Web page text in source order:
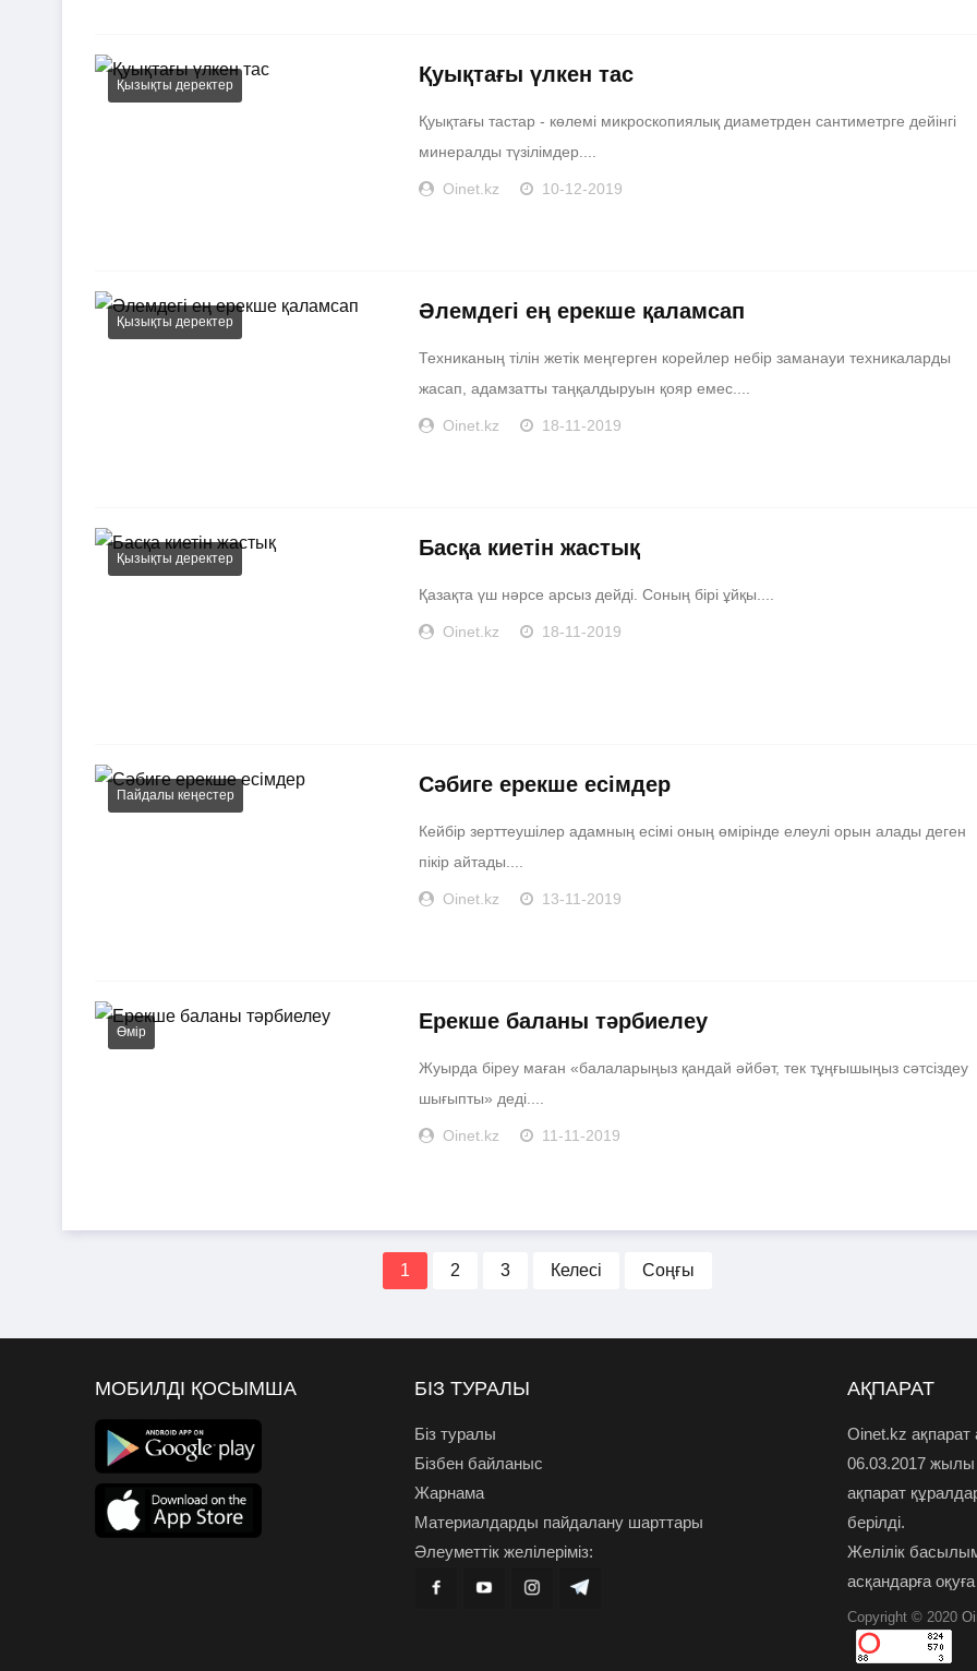
Қызықты деректер Қуықтағы үлкен тас
Қуықтағы тастар - көлемі микроскопиялық диаметрден сантиметрге дейінгі
минералды түзілімдер....
Oinet.kz 10-12-2019
Қызықты деректер Әлемдегі ең ерекше қаламсап
Техниканың тілін жетік меңгерген корейлер небір заманауи техникаларды
жасап, адамзатты таңқалдыруын қояр емес....
Oinet.kz 18-11-2019
Қызықты деректер Басқа киетін жастық
Қазақта үш нәрсе арсыз дейді. Соның бірі ұйқы....
Oinet.kz 18-11-2019
Пайдалы кеңестер Сәбиге ерекше есімдер
Кейбір зерттеушілер адамның есімі оның өмірінде елеулі орын алады деген
пікір айтады....
Oinet.kz 13-11-2019
Өмір Ерекше баланы тәрбиелеу
Жуырда біреу маған «балаларыңыз қандай әйбәт, тек тұңғышыңыз сәтсіздеу
шығыпты» деді....
Oinet.kz 11-11-2019
1 2 3 Келесі Соңғы
МОБИЛДІ ҚОСЫМША БІЗ ТУРАЛЫ
Біз туралы
Бізбен байланыс
Жарнама
Материалдарды пайдалану шарттары
Әлеуметтік желілеріміз:
АҚПАРАТ
Oinet.kz ақпарат
06.03.2017
ақпарат
берілді.
Желілік
асқандарға
Copyright © 2020